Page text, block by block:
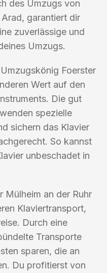
des Umzugs von
garantiert dir
zuverlässige und
Umzugs.
Foerster
Wert auf den
Die gut
spezielle
sichern das Klavier
So kannst
unbeschadet in
Mülheim an der Ruhr
Klaviertransport,
Durch eine
Transporte
sparen, die an
Du profitierst von